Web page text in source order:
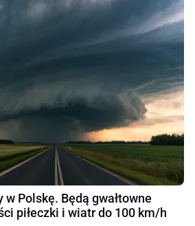
Polskę. Będą gwałtowne
piłeczki i wiatr do 100 km/h